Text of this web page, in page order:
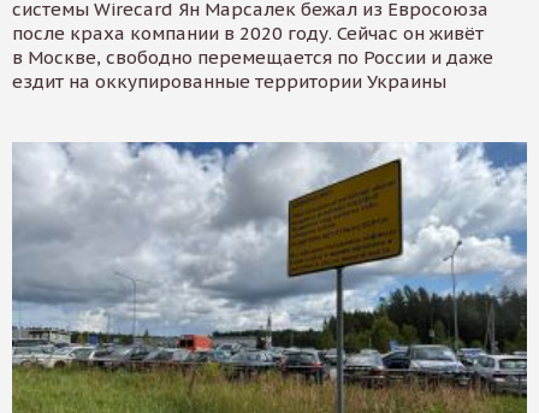
системы Wirecard Ян Марсалек бежал из Евросоюза
после краха компании в 2020 году. Сейчас он живёт
в Москве, свободно перемещается по России и даже
ездит на оккупированные территории Украины